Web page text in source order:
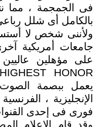
فى الجمجمة ، مما
بالكامل أى شلل
ولأننى شخص لا
جامعات أمريكية
على مؤهلين
يعمل ببصمة
الإنجليزية ،
فورى فى إحدى